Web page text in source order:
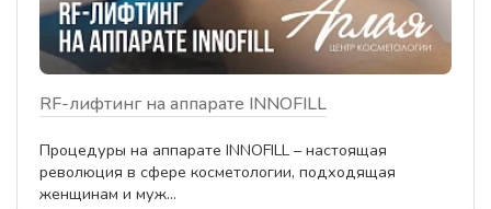
RF-лифтинг на аппарате INNOFILL
Процедуры на аппарате INNOFILL – настоящая
революция в сфере косметологии, подходящая
женщинам и муж...